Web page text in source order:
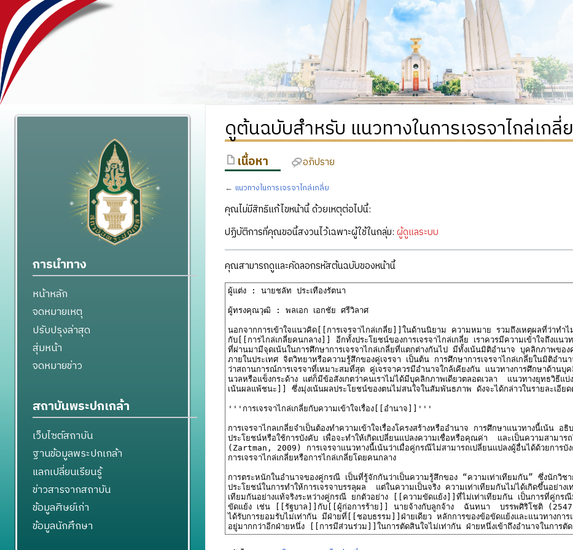
ดูต้นฉบับสำหรับ แนวทางในการเจรจาไกล่เกลี่ย
เนื้อหา อภิปราย
← แนวทางในการเจรจาไกล่เกลี่ย
คุณไม่มีสิทธิแก้ไขหน้านี้ ด้วยเหตุต่อไปนี้:
ปฏิบัติการที่คุณขอนี้สงวนไว้เฉพาะผู้ใช้ในกลุ่ม: ผู้ดูแลระบบ
คุณสามารถดูและคัดลอกรหัสต้นฉบับของหน้านี้
การนำทาง
หน้าหลัก
จดหมายเหตุ
ปรับปรุงล่าสุด
สุ่มหน้า
จดหมายข่าว
สถาบันพระปกเกล้า
เว็บไซต์สถาบัน
ฐานข้อมูลพระปกเกล้า
แลกเปลี่ยนเรียนรู้
ข่าวสารจากสถาบัน
ข้อมูลศิษย์เก่า
ข้อมูลนักศึกษา